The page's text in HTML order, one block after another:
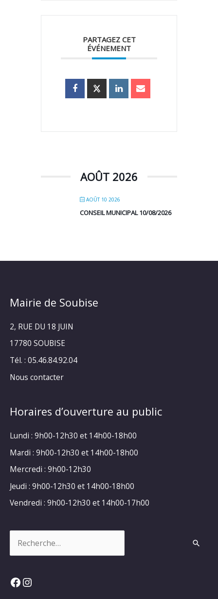
PARTAGEZ CET
ÉVÉNEMENT
AOÛT 2026
AOÛT 10 2026
CONSEIL MUNICIPAL 10/08/2026
Mairie de Soubise
2, RUE DU 18 JUIN
17780 SOUBISE
Tél. : 05.46.84.92.04
Nous contacter
Horaires d’ouverture au public
Lundi : 9h00-12h30 et 14h00-18h00
Mardi : 9h00-12h30 et 14h00-18h00
Mercredi : 9h00-12h30
Jeudi : 9h00-12h30 et 14h00-18h00
Vendredi : 9h00-12h30 et 14h00-17h00
Facebook
Instagram